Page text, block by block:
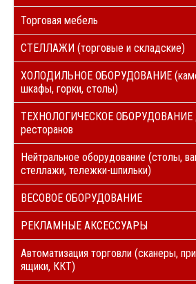
Торговая мебель
СТЕЛЛАЖИ (торговые и складские)
ХОЛОДИЛЬНОЕ ОБОРУДОВАНИЕ
шкафы, горки, столы)
ТЕХНОЛОГИЧЕСКОЕ ОБОРУДОВАНИЕ
ресторанов
Нейтральное оборудование (столы,
стеллажи, тележки-шпильки)
ВЕСОВОЕ ОБОРУДОВАНИЕ
РЕКЛАМНЫЕ АКСЕССУАРЫ
Автоматизация торговли (сканеры,
ящики, ККТ)